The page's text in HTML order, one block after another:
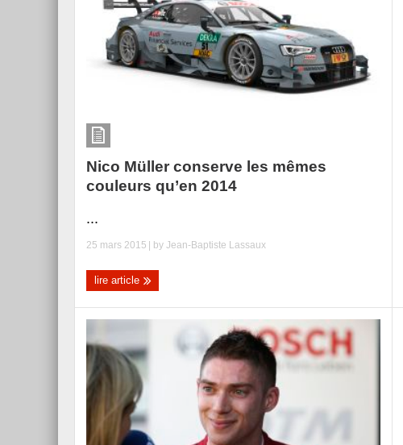
Nico Müller conserve les mêmes
couleurs qu’en 2014
...
25 mars 2015 | by Jean-Baptiste Lassaux
lire article